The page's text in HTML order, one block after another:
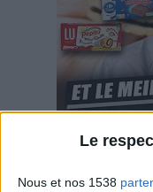
Le
Nous et nos 1538
Savane, LU,